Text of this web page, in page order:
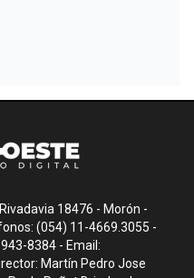
18476 - Morón -
(054) 11-4669.3055 -
8384 - Email:
Martín Pedro Jose